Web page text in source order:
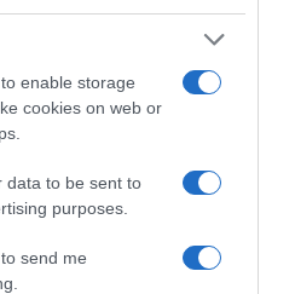
enable storage
cookies on web or
data to be sent to
purposes.
send me
fim-de-semana dos hotéis